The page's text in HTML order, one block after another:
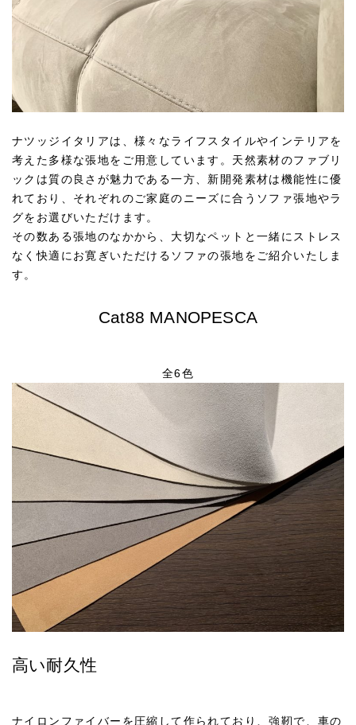
ナツッジイタリアは、様々なライフスタイルやインテリアを
考えた多様な張地をご用意しています。天然素材のファブリ
ックは質の良さが魅力である一方、新開発素材は機能性に優
れており、それぞれのご家庭のニーズに合うソファ張地やラ
グをお選びいただけます。
その数ある張地のなかから、大切なペットと一緒にストレス
なく快適にお寛ぎいただけるソファの張地をご紹介いたしま
す。
Cat88 MANOPESCA
全6色
高い耐久性
ナイロンファイバーを圧縮して作られており、強靭で、車の